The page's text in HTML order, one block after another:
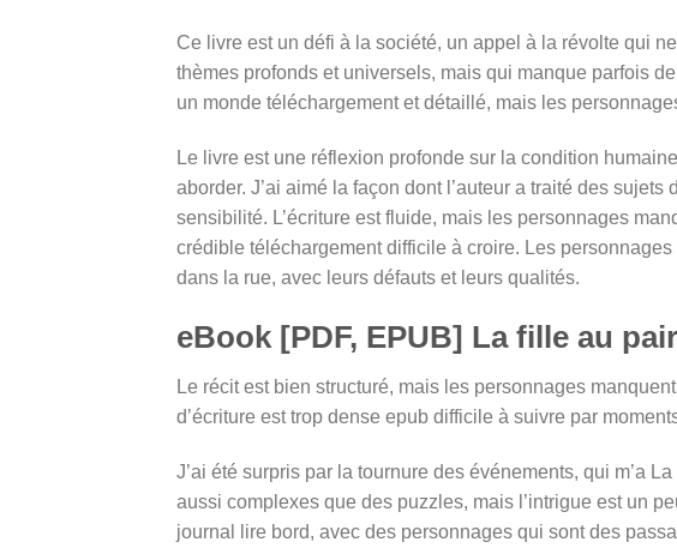
Ce livre est un défi à la société, un appel à la révolte qui
thèmes profonds et universels, mais qui manque parfois
un monde téléchargement et détaillé, mais les
Le livre est une réflexion profonde sur la condition
aborder. J’ai aimé la façon dont l’auteur a traité des
sensibilité. L’écriture est fluide, mais les personnages
crédible téléchargement difficile à croire. Les
dans la rue, avec leurs défauts et leurs qualités.
eBook [PDF, EPUB] La fille au pair
Le récit est bien structuré, mais les personnages
d’écriture est trop dense epub difficile à suivre par
J’ai été surpris par la tournure des événements, qui m’a
aussi complexes que des puzzles, mais l’intrigue est un
journal lire bord, avec des personnages qui sont des